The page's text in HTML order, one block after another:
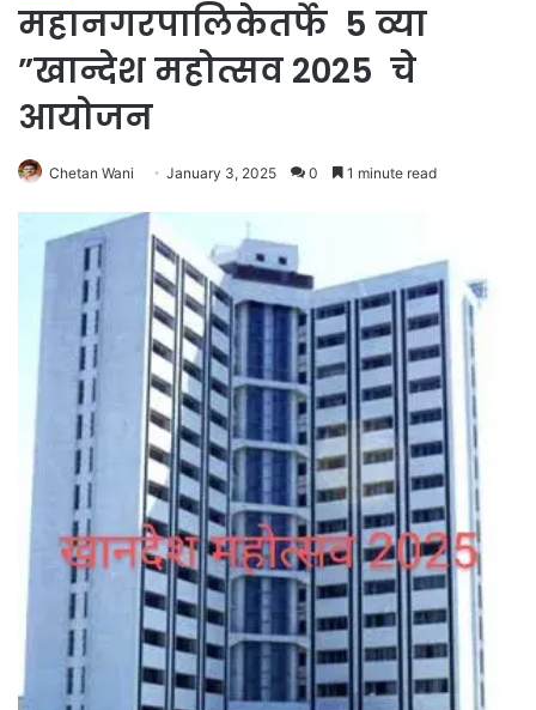
महानगरपालिकेतर्फे 5 व्या
”खान्देश महोत्सव 2025 चे
आयोजन
Chetan Wani January 3, 2025 0 1 minute read